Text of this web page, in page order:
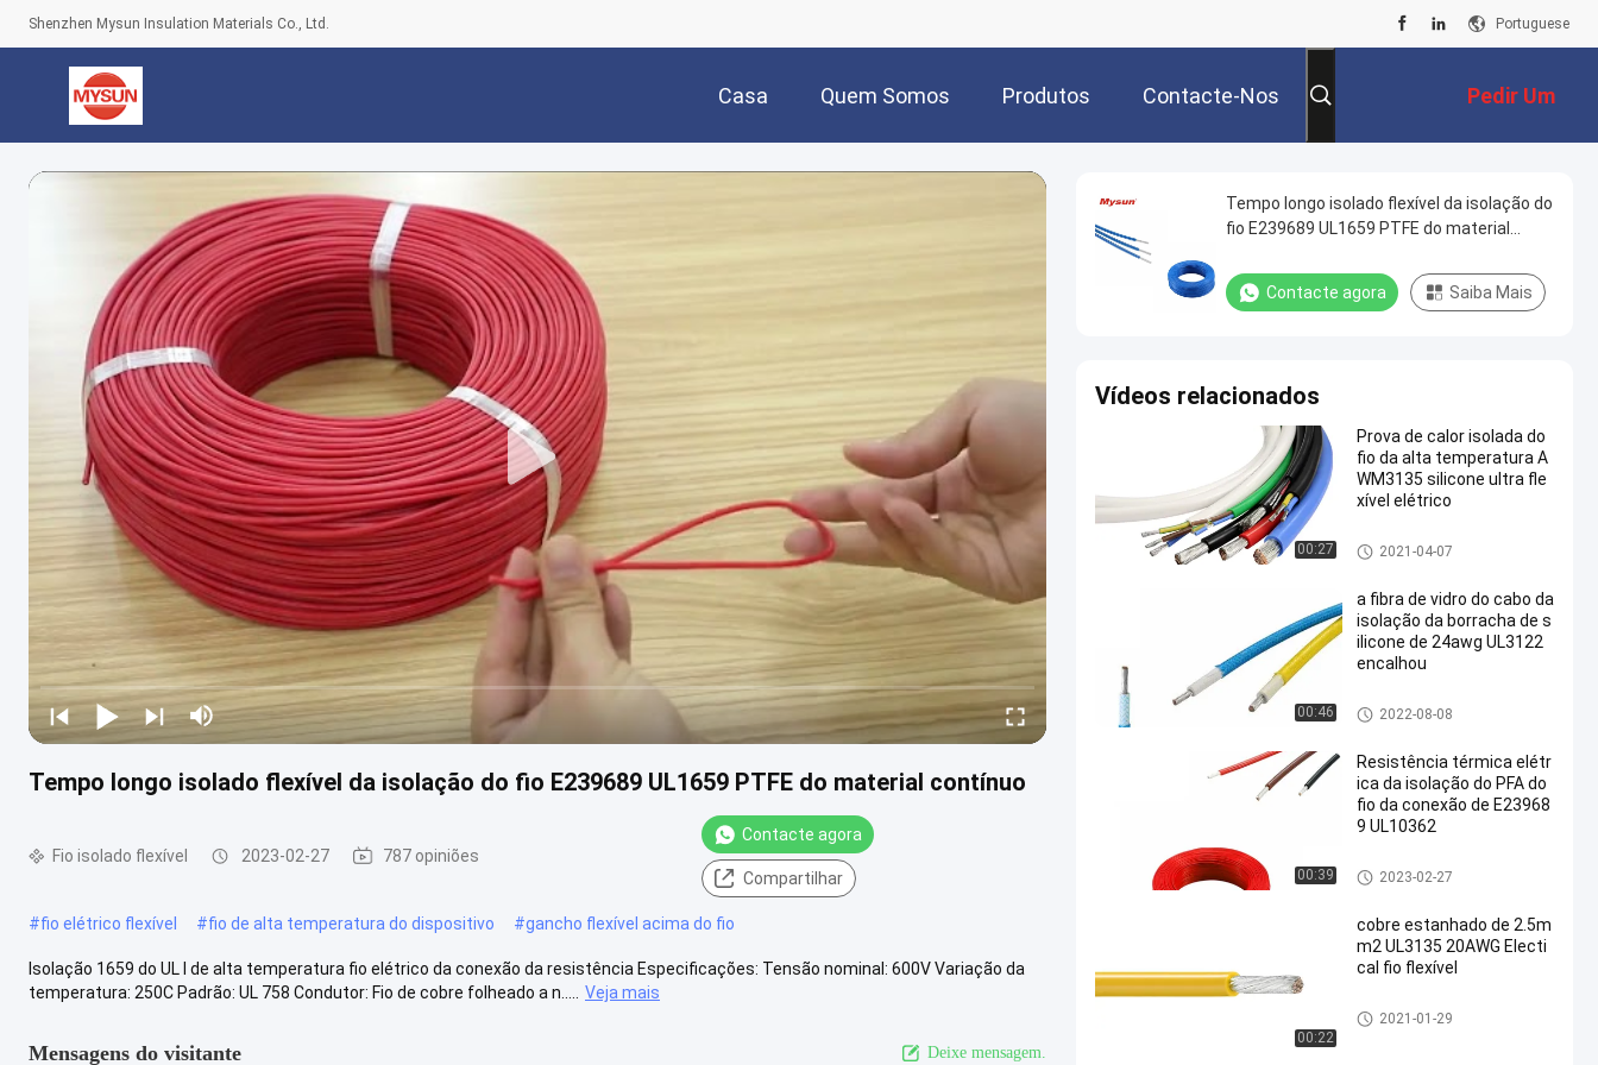
Shenzhen Mysun Insulation Materials Co., Ltd. Portuguese
Casa Quem Somos Produtos Contacte-Nos Pedir Um
Orçamento
Tempo longo isolado flexível da isolação do fio E239689 UL1659 PTFE do material contínuo
Fio isolado flexível 2023-02-27 787 opiniões
Contacte agora
Compartilhar
#fio elétrico flexível #fio de alta temperatura do dispositivo #gancho flexível acima do fio
Isolação 1659 do UL l de alta temperatura fio elétrico da conexão da resistência Especificações: Tensão nominal: 600V Variação da
temperatura: 250C Padrão: UL 758 Condutor: Fio de cobre folheado a n.....
Veja mais
Mensagens do visitante Deixe mensagem.
Tempo longo isolado flexível da isolação do
fio E239689 UL1659 PTFE do material
Contacte agora Saiba Mais
Vídeos relacionados
00:27
Prova de calor isolada do
fio da alta temperatura A
WM3135 silicone ultra fle
xível elétrico
Fio isolado silicone
2021-04-07
00:46
a fibra de vidro do cabo da
isolação da borracha de s
ilicone de 24awg UL3122
encalhou
Fio isolado flexível
2022-08-08
00:39
Resistência térmica elétr
ica da isolação do PFA do
fio da conexão de E23968
9 UL10362
Fio isolado flexível
2023-02-27
00:22
cobre estanhado de 2.5m
m2 UL3135 20AWG Electi
cal fio flexível
Fio isolado flexível
2021-01-29